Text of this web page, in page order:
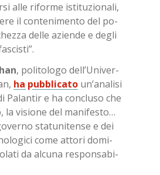
alle ri­for­me isti­tu­zio­na­li,
il con­te­ni­men­to del po­
del­le azien­de e de­gli
, po­li­to­lo­go del­l’U­ni­ver­
ha pub­bli­ca­to un’a­na­li­si
Pa­lan­tir e ha con­clu­so che
la vi­sio­ne del ma­ni­fe­sto…
sta­tu­ni­ten­se e dei
come at­to­ri do­mi­
da al­cu­na re­spon­sa­bi­